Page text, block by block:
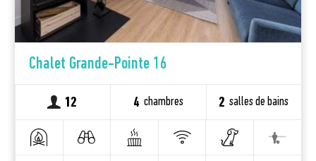
Chalet Grande-Pointe 16
12 4 chambres 2 salles de bains